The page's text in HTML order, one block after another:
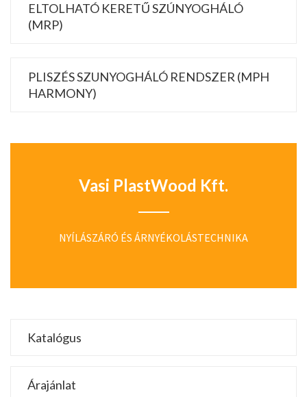
ELTOLHATÓ KERETŰ SZÚNYOGHÁLÓ
(MRP)
PLISZÉS SZUNYOGHÁLÓ RENDSZER (MPH
HARMONY)
Vasi PlastWood Kft.
NYÍLÁSZÁRÓ ÉS ÁRNYÉKOLÁSTECHNIKA
Katalógus
Árajánlat